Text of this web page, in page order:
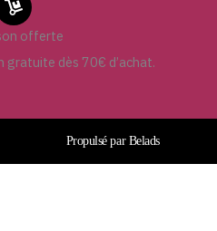
offerte
gratuite dès 70€ d’achat.
Propulsé par Belads